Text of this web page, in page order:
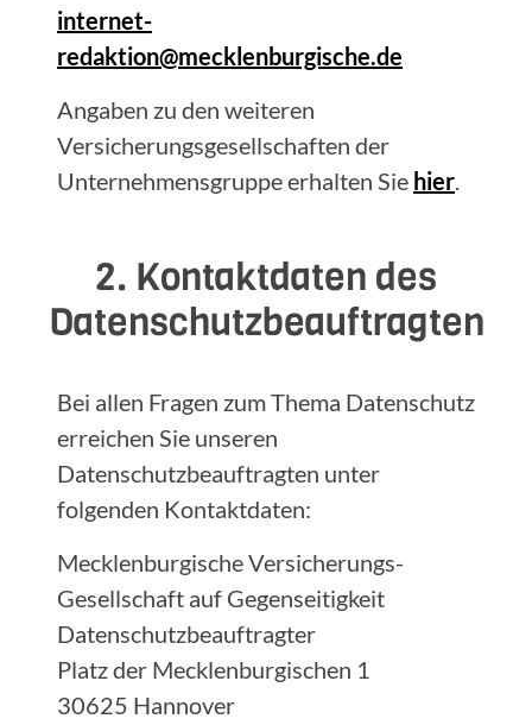
internet-
redaktion@mecklenburgische.de
Angaben zu den weiteren
Versicherungsgesellschaften der
Unternehmensgruppe erhalten Sie hier.
2. Kontaktdaten des
Datenschutzbeauftragten
Bei allen Fragen zum Thema Datenschutz
erreichen Sie unseren
Datenschutzbeauftragten unter
folgenden Kontaktdaten:
Mecklenburgische Versicherungs-
Gesellschaft auf Gegenseitigkeit
Datenschutzbeauftragter
Platz der Mecklenburgischen 1
30625 Hannover